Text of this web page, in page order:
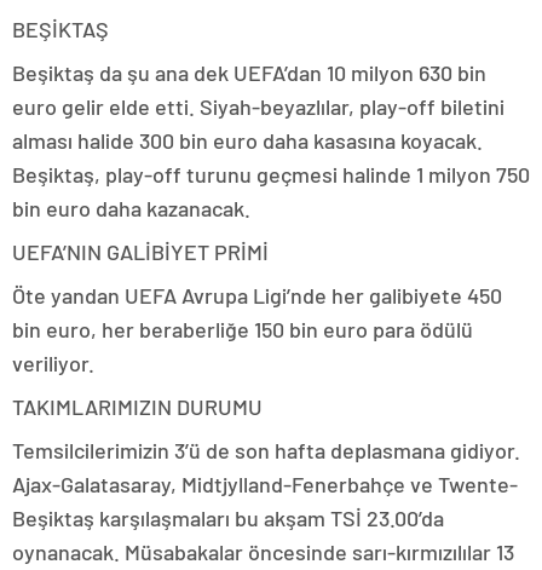
BEŞİKTAŞ
Beşiktaş da şu ana dek UEFA’dan 10 milyon 630 bin
euro gelir elde etti. Siyah-beyazlılar, play-off biletini
alması halide 300 bin euro daha kasasına koyacak.
Beşiktaş, play-off turunu geçmesi halinde 1 milyon 750
bin euro daha kazanacak.
UEFA’NIN GALİBİYET PRİMİ
Öte yandan UEFA Avrupa Ligi’nde her galibiyete 450
bin euro, her beraberliğe 150 bin euro para ödülü
veriliyor.
TAKIMLARIMIZIN DURUMU
Temsilcilerimizin 3’ü de son hafta deplasmana gidiyor.
Ajax-Galatasaray, Midtjylland-Fenerbahçe ve Twente-
Beşiktaş karşılaşmaları bu akşam TSİ 23.00’da
oynanacak. Müsabakalar öncesinde sarı-kırmızılılar 13